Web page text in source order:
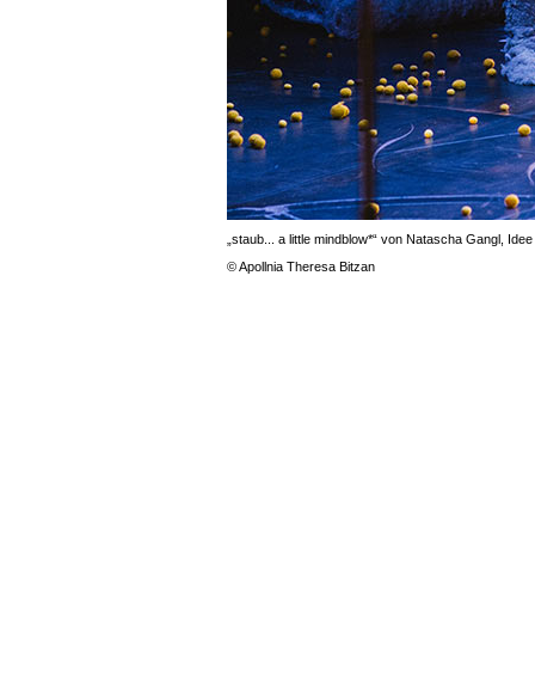
„staub... a little mindblow*“ von Natascha Gangl,
© Apollnia Theresa Bitzan